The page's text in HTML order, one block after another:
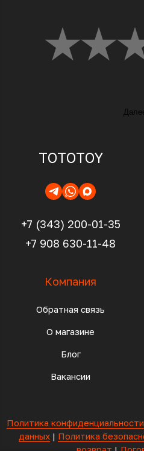
TOTOTOY
+7 (343) 200-01-35
+7 908 630-11-48
Компания
Обратная связь
О магазине
Блог
Вакансии
Политика конфиденциальности
данных| Политика